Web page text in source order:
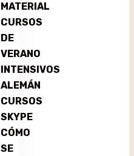
MATERIAL
CURSOS
DE
VERANO
INTENSIVOS
ALEMÁN
CURSOS
SKYPE
CÓMO
SE